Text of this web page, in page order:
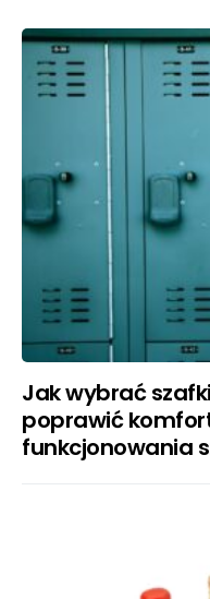
Jak wybrać
poprawić
funkcjonowania